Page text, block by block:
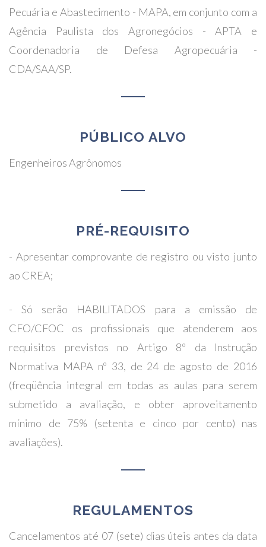
Pecuária e Abastecimento - MAPA, em conjunto com a
Agência Paulista dos Agronegócios - APTA e
Coordenadoria de Defesa Agropecuária -
CDA/SAA/SP.
PÚBLICO ALVO
Engenheiros Agrônomos
PRÉ-REQUISITO
- Apresentar comprovante de registro ou visto junto
ao CREA;
- Só serão HABILITADOS para a emissão de
CFO/CFOC os profissionais que atenderem aos
requisitos previstos no Artigo 8º da Instrução
Normativa MAPA nº 33, de 24 de agosto de 2016
(freqüência integral em todas as aulas para serem
submetido a avaliação, e obter aproveitamento
mínimo de 75% (setenta e cinco por cento) nas
avaliações).
REGULAMENTOS
Cancelamentos até 07 (sete) dias úteis antes da data